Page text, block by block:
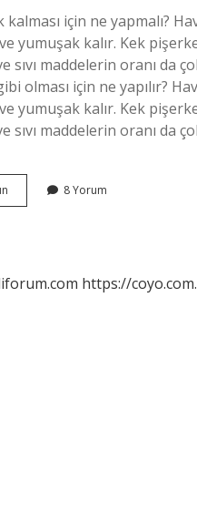
için ne yapmalı?
yumuşak kalır. Kek
sıvı maddelerin oranı
olması için ne yapılır?
yumuşak kalır. Kek
sıvı maddelerin oranı
Yumuşak
Gerekir
8 Yorum
https://